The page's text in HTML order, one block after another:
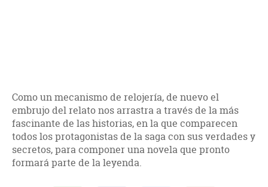
Como un mecanismo de relojería, de nuevo el
embrujo del relato nos arrastra a través de la más
fascinante de las historias, en la que comparecen
todos los protagonistas de la saga con sus verdades y
secretos, para componer una novela que pronto
formará parte de la leyenda.